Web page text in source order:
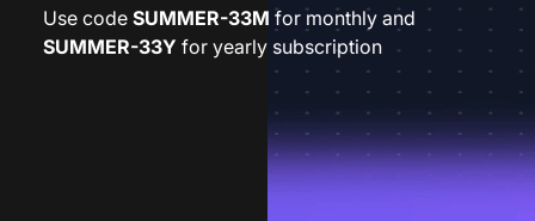
Use code SUMMER-33M for monthly and
SUMMER-33Y for yearly subscription